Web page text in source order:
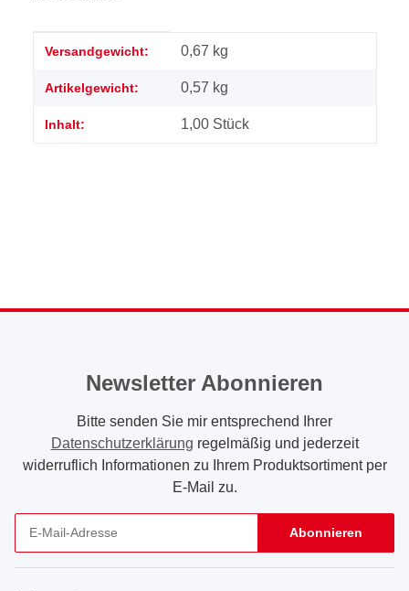
Produkteigenschaft
Wert
Versandgewicht: 0,67 kg
Artikelgewicht: 0,57 kg
Inhalt: 1,00 Stück
Newsletter Abonnieren
Bitte senden Sie mir entsprechend Ihrer
Datenschutzerklärung regelmäßig und jederzeit
widerruflich Informationen zu Ihrem Produktsortiment per
E-Mail zu.
Abonnieren